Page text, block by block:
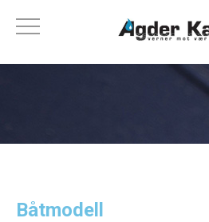
Båtmodell